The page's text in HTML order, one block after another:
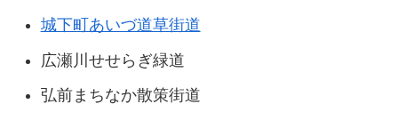
城下町あいづ道草街道
広瀬川せせらぎ緑道
弘前まちなか散策街道